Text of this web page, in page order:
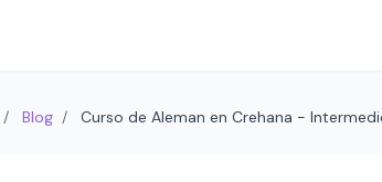
/ Blog / Curso de Aleman en Crehana -